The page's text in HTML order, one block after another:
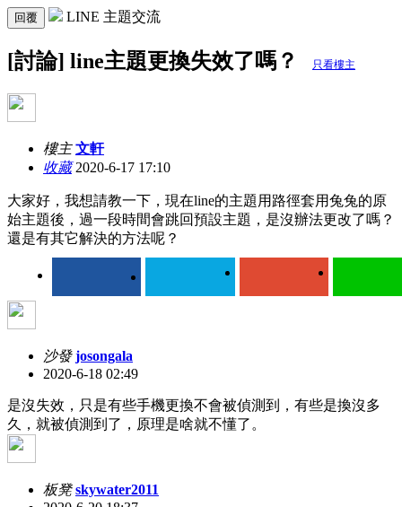
回覆 LINE 主題交流
[討論] line主題更換失效了嗎？ 只看樓主
樓主 文軒
收藏2020-6-17 17:10
大家好，我想請教一下，現在line的主題用路徑套用兔兔的原
始主題後，過一段時間會跳回預設主題，是沒辦法更改了嗎？
還是有其它解決的方法呢？
沙發 josongala
2020-6-18 02:49
是沒失效，只是有些手機更換不會被偵測到，有些是換沒多
久，就被偵測到了，原理是啥就不懂了。
板凳 skywater2011